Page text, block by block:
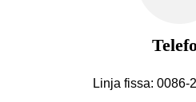
Linja fissa: 0086-